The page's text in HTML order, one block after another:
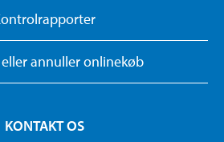
annuller onlinekøb
KONTAKT OS